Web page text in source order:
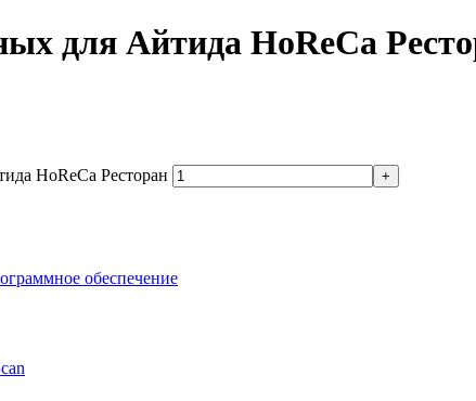
для Айтида HoReCa
HoReCa Ресторан
обеспечение